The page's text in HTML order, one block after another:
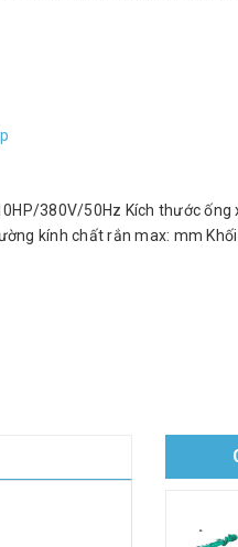
380V/50Hz Kích thước
kính chất rắn max: mm